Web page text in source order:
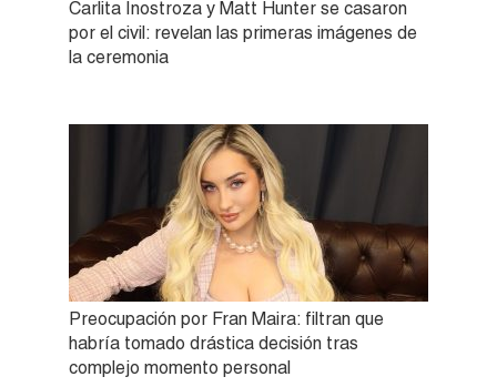
Carlita Inostroza y Matt Hunter se casaron
por el civil: revelan las primeras imágenes de
la ceremonia
Preocupación por Fran Maira: filtran que
habría tomado drástica decisión tras
complejo momento personal